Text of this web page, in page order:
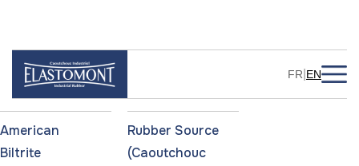
FR EN
Manufacturers
American
Biltrite
Rubber Source
(Caoutchouc